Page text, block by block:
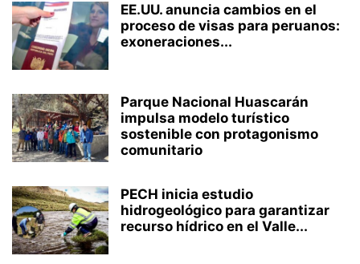
EE.UU. anuncia cambios en el
proceso de visas para peruanos:
exoneraciones...
Parque Nacional Huascarán
impulsa modelo turístico
sostenible con protagonismo
comunitario
PECH inicia estudio
hidrogeológico para garantizar
recurso hídrico en el Valle...